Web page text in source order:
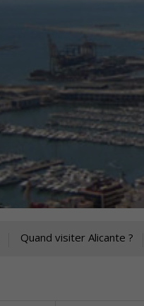
Quand visiter Alicante ?